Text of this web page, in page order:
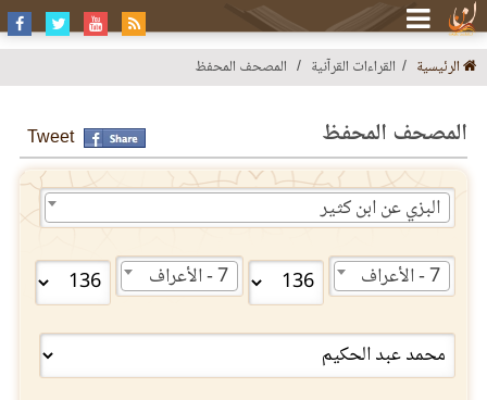
الرئيسية القراءات القرآنية المصحف المحفظ
المصحف المحفظ Tweet
البزي عن ابن كثير
7 - الأعراف 7 - الأعراف